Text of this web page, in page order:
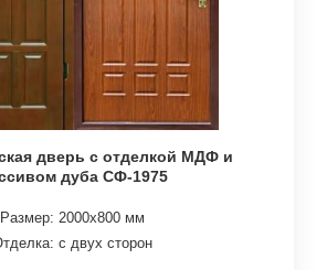
дверь с отделкой МДФ и
дуба СФ-1975
Размер: 2000х800 мм
с двух сторон